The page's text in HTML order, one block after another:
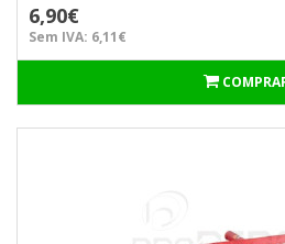
6,90€
Sem IVA: 6,11€